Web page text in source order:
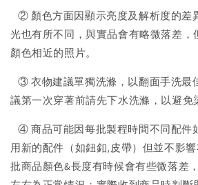
② 顏色方面因顯示亮度及解析度的差
光也有所不同，與實品會有略微落差，
顏色相近的照片。
③ 衣物建議單獨洗滌，以翻面手洗最
議第一次穿著前請先下水洗滌，以避免
④ 商品可能因每批製程時間不同配件
用新的配件（如鈕釦,皮帶）但並不影
批商品顏色&長度有時候會有些微落差